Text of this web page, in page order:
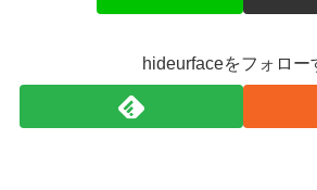
hideurfaceをフォロー